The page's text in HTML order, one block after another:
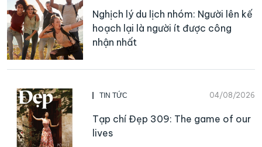
Nghịch lý du lịch nhóm: Người lên kế
hoạch lại là người ít được công
nhận nhất
TIN TỨC 04/08/2026
Tạp chí Đẹp 309: The game of our
lives